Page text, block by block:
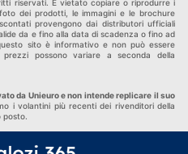
riservati. È vietato copiare o riprodurre i
dei prodotti, le immagini e le brochure
provengono dai distributori ufficiali
da e fino alla data di scadenza o fino ad
sito è informativo e non può essere
possono variare a seconda della
da Unieuro e non intende replicare il suo
i volantini più recenti dei rivenditori della
posto.